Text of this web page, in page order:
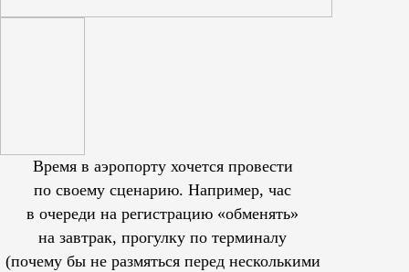
Время в аэропорту хочется провести
по своему сценарию. Например, час
в очереди на регистрацию «обменять»
на завтрак, прогулку по терминалу
(почему бы не размяться перед несколькими